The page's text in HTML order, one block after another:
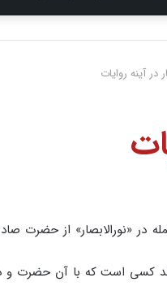
در آینه روایات
در «نورالابصار» از حضرت
کسی است که با آن حضرت و